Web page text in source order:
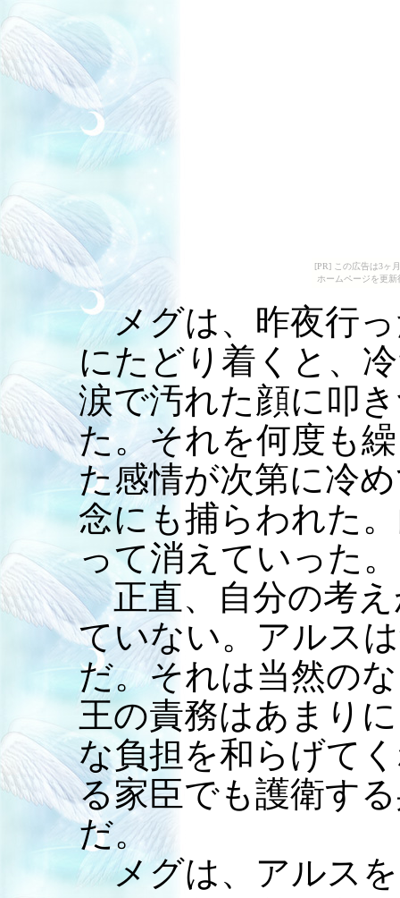
[PR] この広告は3ヶ
ホームページを更
メグは、昨夜行っ
にたどり着くと、
涙で汚れた顔に叩
た。それを何度も
た感情が次第に冷
念にも捕らわれた
って消えていった。
正直、自分の考え
ていない。アルス
だ。それは当然の
王の責務はあまり
な負担を和らげて
る家臣でも護衛す
だ。
メグは、アルスを